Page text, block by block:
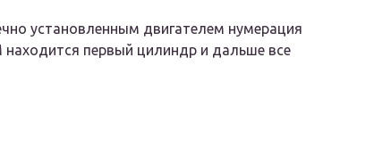
установленным двигателем нумерация
первый цилиндр и дальше все